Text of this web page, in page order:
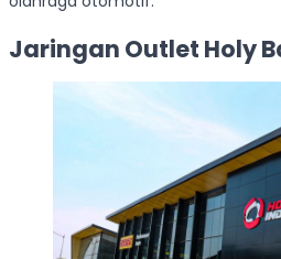
Jaringan Outlet Holy